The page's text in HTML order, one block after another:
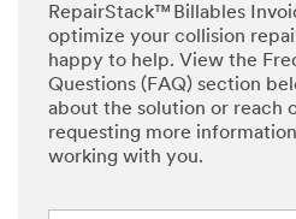
RepairStack™ Billables
optimize your collision
happy to help. View the
Questions (FAQ) section
about the solution or reach
requesting more
working with you.